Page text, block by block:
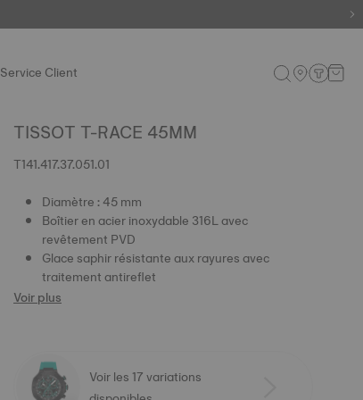
Service Client
TISSOT T-RACE 45MM
T141.417.37.051.01
Diamètre : 45 mm
Boîtier en acier inoxydable 316L avec
revêtement PVD
Glace saphir résistante aux rayures avec
traitement antireflet
Voir plus
Voir les 17 variations